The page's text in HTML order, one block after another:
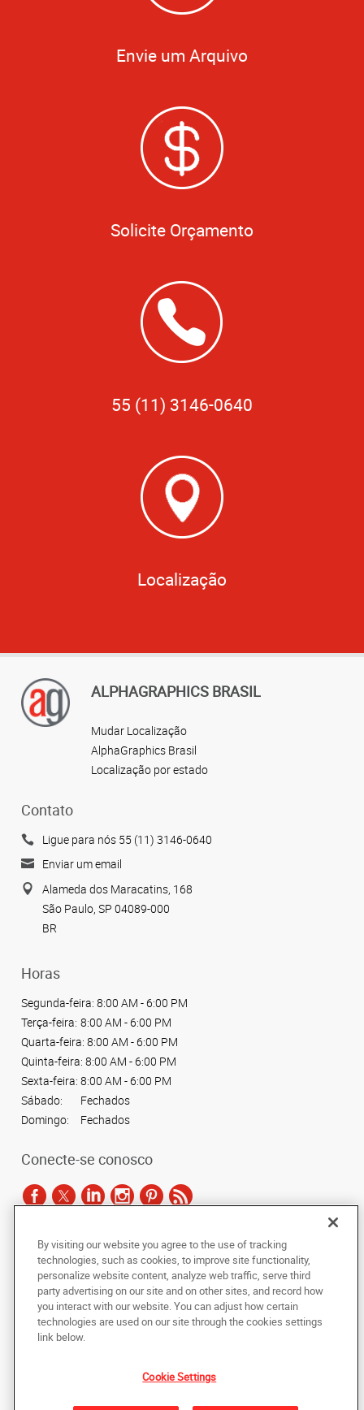
Envie um Arquivo
Solicite Orçamento
55 (11) 3146-0640
Localização
ALPHAGRAPHICS BRASIL
Mudar Localização
AlphaGraphics Brasil
Localização por estado
Contato
Ligue para nós 55 (11) 3146-0640
Enviar um email
Alameda dos Maracatins, 168
São Paulo, SP 04089-000
BR
Horas
Segunda-feira: 8:00 AM - 6:00 PM
Terça-feira: 8:00 AM - 6:00 PM
Quarta-feira: 8:00 AM - 6:00 PM
Quinta-feira: 8:00 AM - 6:00 PM
Sexta-feira: 8:00 AM - 6:00 PM
Sábado:
Fechados
Domingo:
Fechados
Conecte-se conosco
Copyright © 2024 AlphaGraphics Printshops do Brasil. Todos os direitos
reservados.
De volta ao topo
De acordo com as leis de direitos autorais, esta documentação não pode ser
copiada, fotocopiada, reproduzida, traduzida ou reduzida a qualquer meio
eletrônico ou forma legível por máquina, no todo ou em parte, sem o
consentimento prévio por escrito da AlphaGraphics Brasil.
By visiting our website you agree to the use of tracking
technologies, such as cookies, to improve site functionality,
personalize website content, analyze web traffic, serve third
party advertising on our site and on other sites, and record how
you interact with our website. You can adjust how certain
technologies are used on our site through the cookies settings
link below.
Cookie Settings